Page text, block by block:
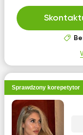
Sprawdzony korepetytor